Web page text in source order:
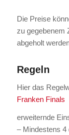
Die Preise
zu gegebenem
abgeholt
Regeln
Hier das
Franken Finals
erweiternde
– Mindestens 4